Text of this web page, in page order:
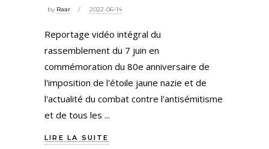
by Raar 2022-06-14
Reportage vidéo intégral du
rassemblement du 7 juin en
commémoration du 80e anniversaire de
l'imposition de l'étoile jaune nazie et de
l'actualité du combat contre l'antisémitisme
et de tous les
LIRE LA SUITE